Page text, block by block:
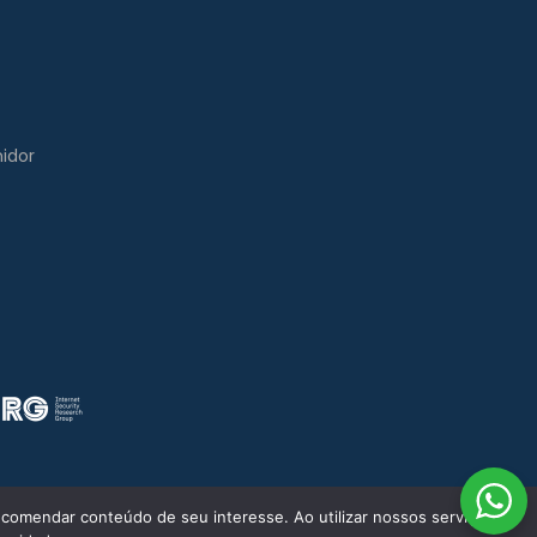
conteúdo de seu interesse. Ao utilizar nossos serviços,